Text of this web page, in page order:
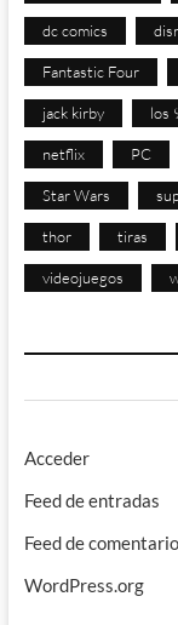
dc comics
Fantastic Four
jack kirby los
netflix PC
Star Wars
thor tiras
videojuegos
Acceder
Feed de entradas
Feed de
WordPress.org